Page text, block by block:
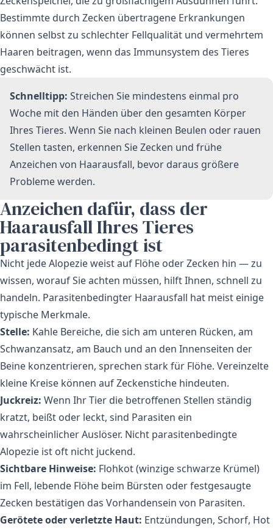
Bestimmte durch Zecken übertragene Erkrankungen
können selbst zu schlechter Fellqualität und vermehrtem
Haaren beitragen, wenn das Immunsystem des Tieres
geschwächt ist.
Schnelltipp: Streichen Sie mindestens einmal pro
Woche mit den Händen über den gesamten Körper
Ihres Tieres. Wenn Sie nach kleinen Beulen oder rauen
Stellen tasten, erkennen Sie Zecken und frühe
Anzeichen von Haarausfall, bevor daraus größere
Probleme werden.
Anzeichen dafür, dass der
Haarausfall Ihres Tieres
parasitenbedingt ist
Nicht jede Alopezie weist auf Flöhe oder Zecken hin — zu
wissen, worauf Sie achten müssen, hilft Ihnen, schnell zu
handeln. Parasitenbedingter Haarausfall hat meist einige
typische Merkmale.
Stelle: Kahle Bereiche, die sich am unteren Rücken, am
Schwanzansatz, am Bauch und an den Innenseiten der
Beine konzentrieren, sprechen stark für Flöhe. Vereinzelte
kleine Kreise können auf Zeckenstiche hindeuten.
Juckreiz: Wenn Ihr Tier die betroffenen Stellen ständig
kratzt, beißt oder leckt, sind Parasiten ein
wahrscheinlicher Auslöser. Nicht parasitenbedingte
Alopezie ist oft nicht juckend.
Sichtbare Hinweise: Flohkot (winzige schwarze Krümel)
im Fell, lebende Flöhe beim Bürsten oder festgesaugte
Zecken bestätigen das Vorhandensein von Parasiten.
Gerötete oder verletzte Haut: Entzündungen, Schorf, Hot